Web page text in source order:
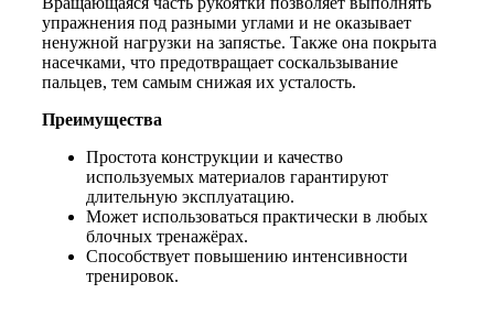
упражнения под разными углами и не оказывает
ненужной нагрузки на запястье. Также она покрыта
насечками, что предотвращает соскальзывание
пальцев, тем самым снижая их усталость.
Преимущества
Простота конструкции и качество
используемых материалов гарантируют
длительную эксплуатацию.
Может использоваться практически в любых
блочных тренажёрах.
Способствует повышению интенсивности
тренировок.